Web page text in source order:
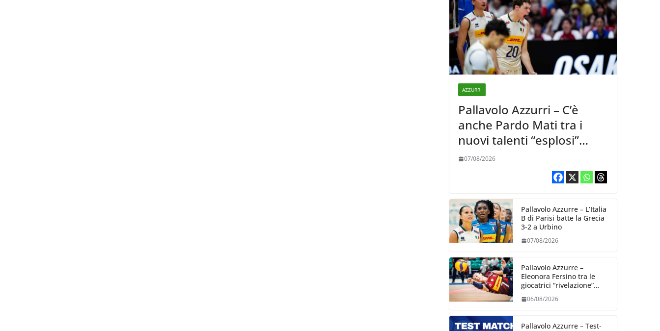
AZZURRI
Pallavolo Azzurri – C’è
anche Pardo Mati tra i
nuovi talenti “esplosi”
nella VNL 2026 per
07/08/2026
Pallavolo Azzurre – L’Italia
B di Parisi batte la Grecia
3-2 a Urbino
07/08/2026
Pallavolo Azzurre –
Eleonora Fersino tra le
giocatrici “rivelazione”
Volleyball World
06/08/2026
Pallavolo Azzurre – Test-